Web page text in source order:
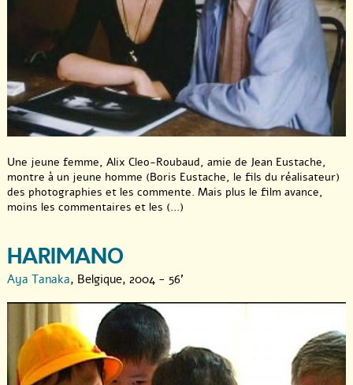
Une jeune femme, Alix Cleo-Roubaud, amie de Jean Eustache,
montre à un jeune homme (Boris Eustache, le fils du réalisateur)
des photographies et les commente. Mais plus le film avance,
moins les commentaires et les (...)
HARIMANO
Aya Tanaka, Belgique, 2004 - 56'